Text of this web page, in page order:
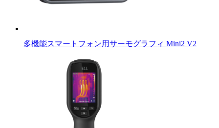
多機能スマートフォン用サーモグラフィ Mini2 V2